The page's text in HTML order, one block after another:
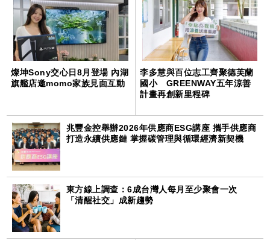
燦坤Sony交心日8月登場 內湖
旗艦店邀momo家族見面互動
李多慧與百位志工齊聚德芙蘭
國小 GREENWAY五年涼善
計畫再創新里程碑
兆豐金控舉辦2026年供應商ESG講座 攜手供應商
打造永續供應鏈 掌握碳管理與循環經濟新契機
東方線上調查：6成台灣人每月至少聚會一次
「清醒社交」成新趨勢